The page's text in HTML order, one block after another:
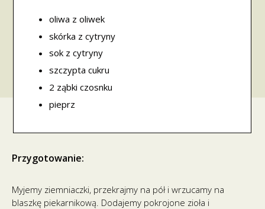
oliwa z oliwek
skórka z cytryny
sok z cytryny
szczypta cukru
2 ząbki czosnku
pieprz
Przygotowanie:
Myjemy ziemniaczki, przekrajmy na pół i wrzucamy na
blaszkę piekarnikową. Dodajemy pokrojone zioła i